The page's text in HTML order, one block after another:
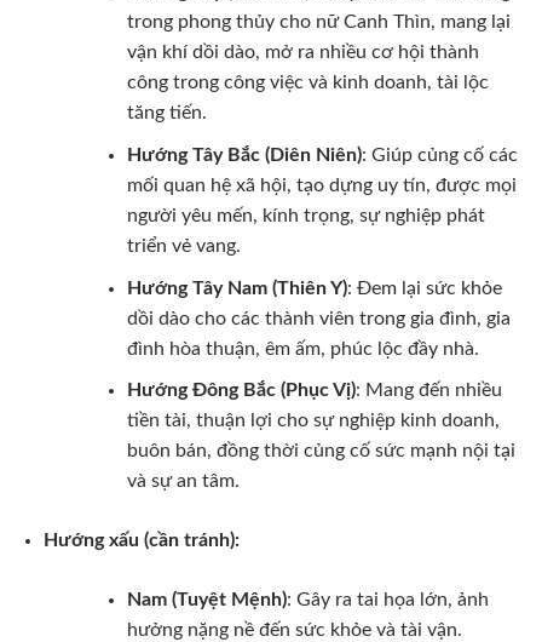
trong phong thủy cho nữ Canh Thìn, mang lại
vận khí dồi dào, mở ra nhiều cơ hội thành
công trong công việc và kinh doanh, tài lộc
tăng tiến.
Hướng Tây Bắc (Diên Niên): Giúp củng cố các
mối quan hệ xã hội, tạo dựng uy tín, được mọi
người yêu mến, kính trọng, sự nghiệp phát
triển vẻ vang.
Hướng Tây Nam (Thiên Y): Đem lại sức khỏe
dồi dào cho các thành viên trong gia đình, gia
đình hòa thuận, êm ấm, phúc lộc đầy nhà.
Hướng Đông Bắc (Phục Vị): Mang đến nhiều
tiền tài, thuận lợi cho sự nghiệp kinh doanh,
buôn bán, đồng thời củng cố sức mạnh nội tại
và sự an tâm.
Hướng xấu (cần tránh):
Nam (Tuyệt Mệnh): Gây ra tai họa lớn, ảnh
hưởng nặng nề đến sức khỏe và tài vận.